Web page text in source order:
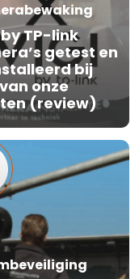
by TP-link
getest en
bij
onze
(review)